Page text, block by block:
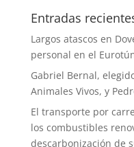
Entradas
Largos atascos en
personal en el
Gabriel Bernal,
Animales Vivos, y
El transporte por
los combustibles
descarbonización de